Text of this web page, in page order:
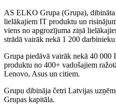
AS ELKO Grupa (Grupa),
lielākajiem IT produktu un
viens no apgrozījuma ziņā
strādā vairāk nekā 1 200
Grupa piedāvā vairāk nekā 40 000
produktu no 400+ vadošajiem
Lenovo, Asus un citiem.
Grupu dibināja četri Latvijas
Grupas kapitāla.